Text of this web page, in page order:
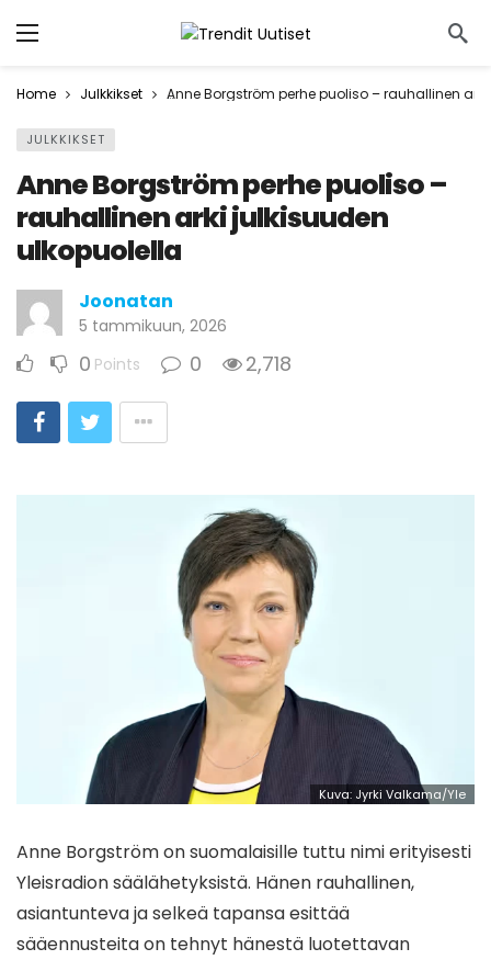
Home Julkkikset Anne Borgström perhe puoliso – rauhallinen
JULKKIKSET
Anne Borgström perhe puoliso –
rauhallinen arki julkisuuden
ulkopuolella
Joonatan
5 tammikuun, 2026
0 Points 0 2,718
Kuva: Jyrki Valkama/Yle
Anne Borgström on suomalaisille tuttu nimi erityisesti
Yleisradion säälähetyksistä. Hänen rauhallinen,
asiantunteva ja selkeä tapansa esittää
sääennusteita on tehnyt hänestä luotettavan